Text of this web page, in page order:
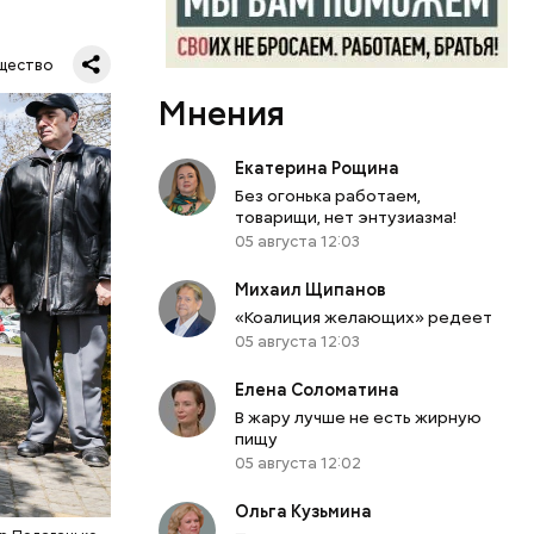
авария
С
в
и
Мнения
Екатерина Рощина
Без огонька работаем,
товарищи, нет энтузиазма!
05 августа 12:03
Михаил Щипанов
«Коалиция желающих» редеет
05 августа 12:03
Елена Соломатина
В жару лучше не есть жирную
пищу
05 августа 12:02
Ольга Кузьмина